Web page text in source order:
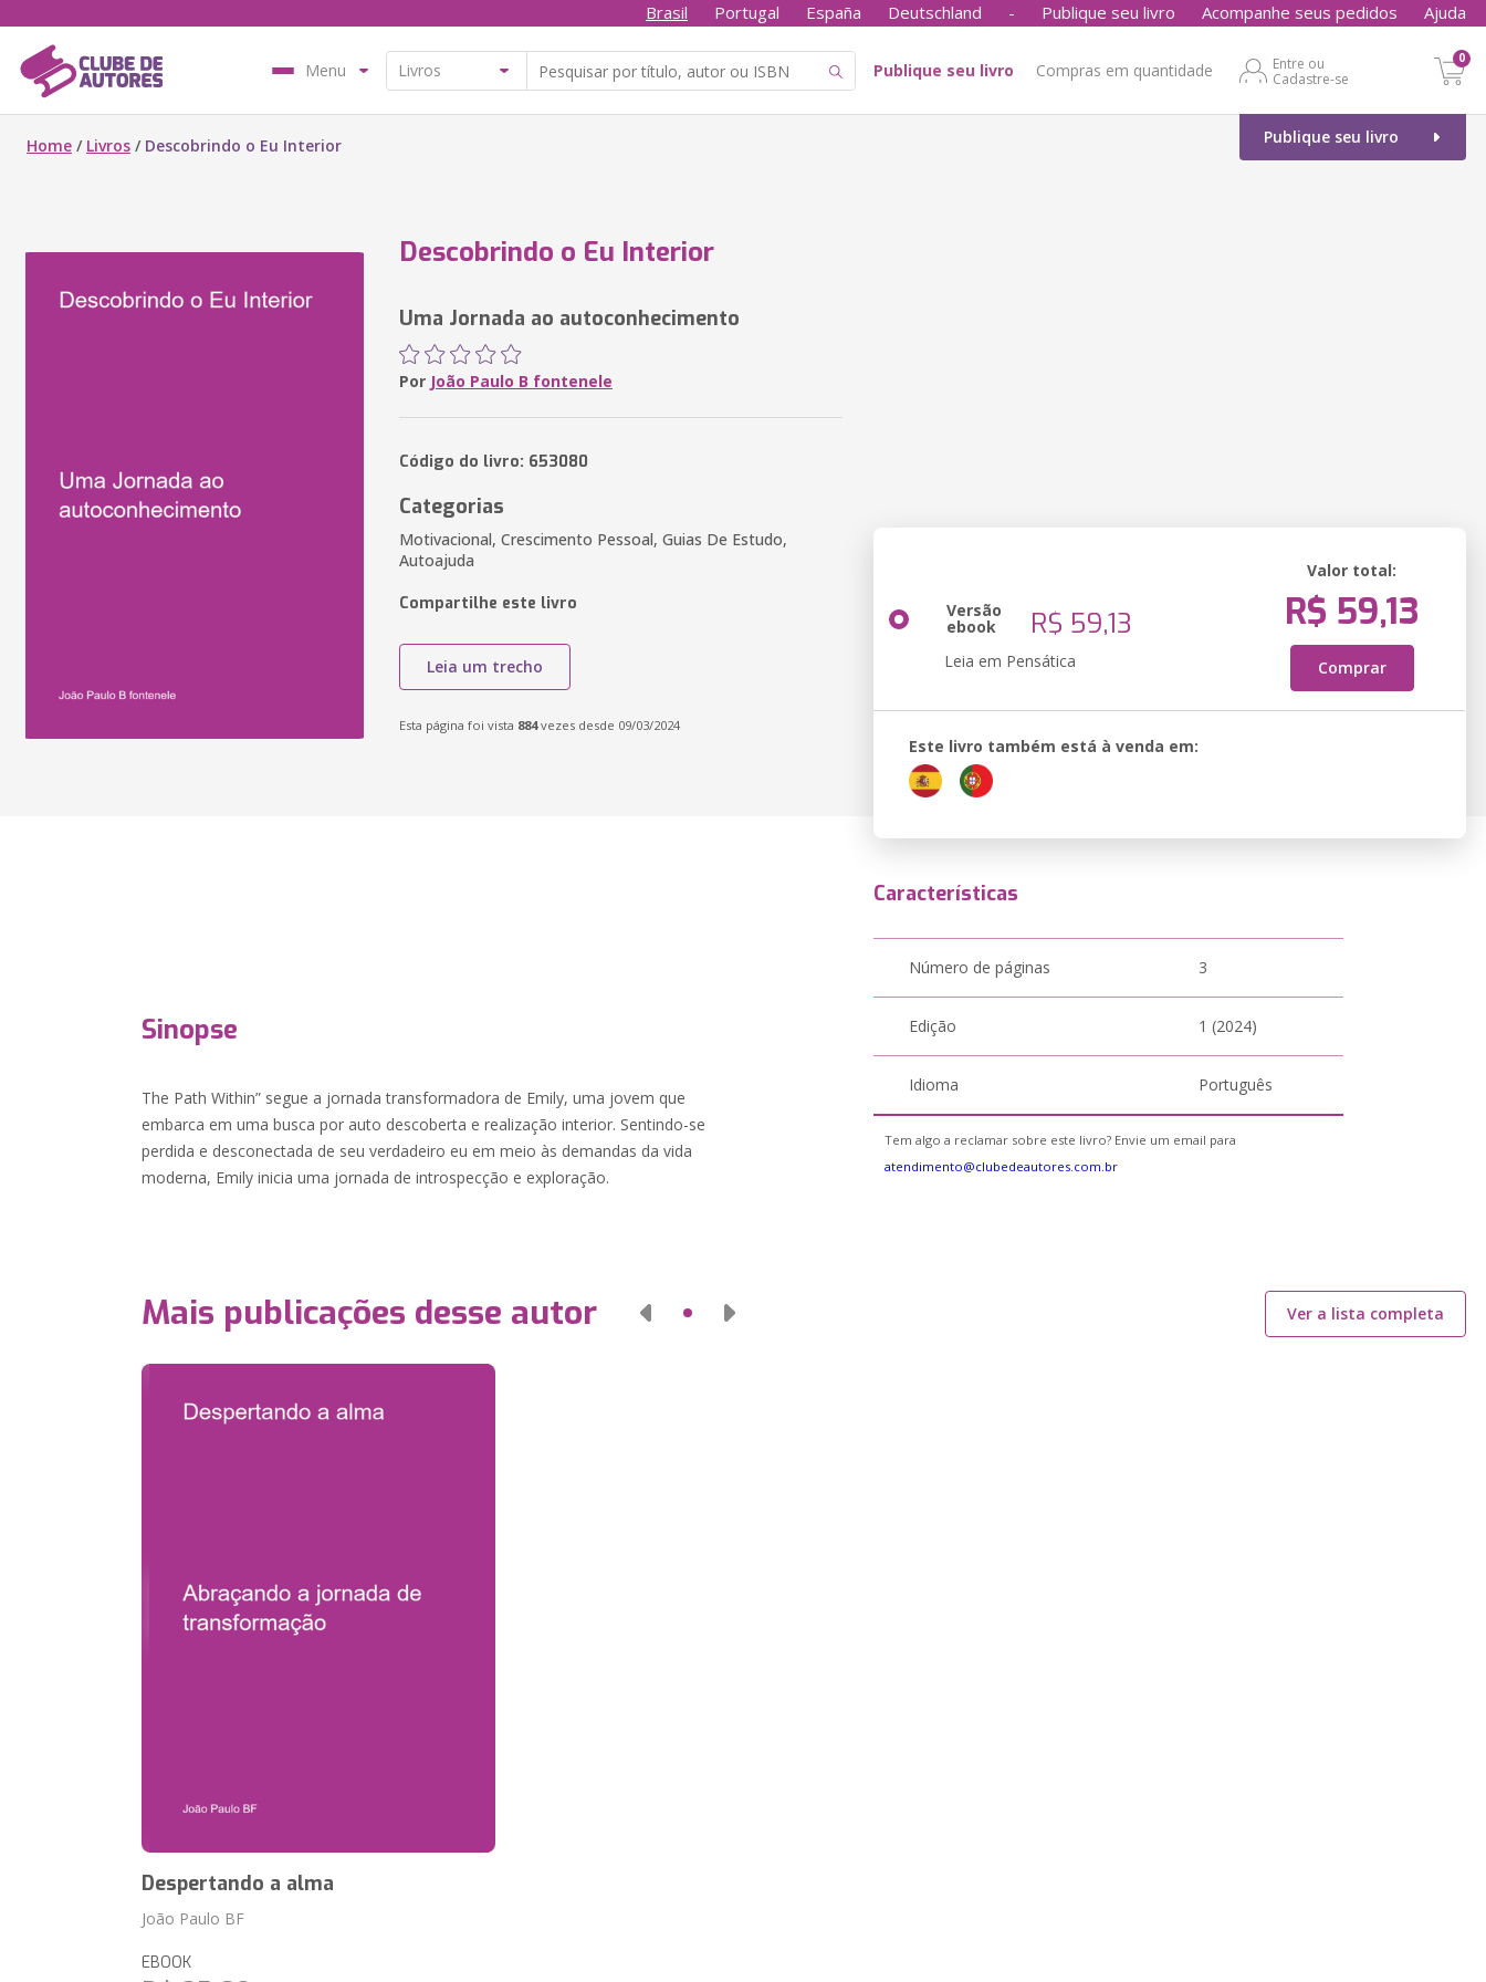
Brasil Portugal España Deutschland - Publique seu livro Acompanhe seus pedidos Ajuda
Menu Publique seu livro Compras em quantidade
Entre ou
Cadastre-se
0
Publique seu livro
Home / Livros / Descobrindo o Eu Interior
Descobrindo o Eu Interior
Uma Jornada ao autoconhecimento
Por João Paulo B fontenele
Código do livro: 653080
Categorias
Motivacional, Crescimento Pessoal, Guias De Estudo,
Autoajuda
Compartilhe este livro
Leia um trecho
Esta página foi vista 884vezes desde 09/03/2024
Versão
ebook R$ 59,13
Leia em Pensática
Valor total:
R$ 59,13
Comprar
Este livro também está à venda em:
Sinopse
The Path Within” segue a jornada transformadora de Emily, uma jovem que
embarca em uma busca por auto descoberta e realização interior. Sentindo-se
perdida e desconectada de seu verdadeiro eu em meio às demandas da vida
moderna, Emily inicia uma jornada de introspecção e exploração.
Características
Número de páginas 3
Edição 1 (2024)
Idioma Português
Tem algo a reclamar sobre este livro? Envie um email para
atendimento@clubedeautores.com.br
Mais publicações desse autor Ver a lista completa
Despertando a alma
João Paulo BF
EBOOK